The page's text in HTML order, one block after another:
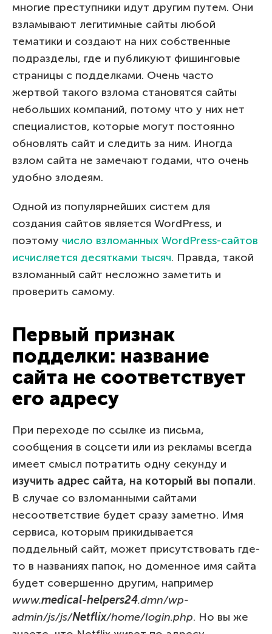
многие преступники идут другим путем. Они
взламывают легитимные сайты любой
тематики и создают на них собственные
подразделы, где и публикуют фишинговые
страницы с подделками. Очень часто
жертвой такого взлома становятся сайты
небольших компаний, потому что у них нет
специалистов, которые могут постоянно
обновлять сайт и следить за ним. Иногда
взлом сайта не замечают годами, что очень
удобно злодеям.
Одной из популярнейших систем для
создания сайтов является WordPress, и
поэтому число взломанных WordPress-сайтов
исчисляется десятками тысяч. Правда, такой
взломанный сайт несложно заметить и
проверить самому.
Первый признак
подделки: название
сайта не соответствует
его адресу
При переходе по ссылке из письма,
сообщения в соцсети или из рекламы всегда
имеет смысл потратить одну секунду и
изучить адрес сайта, на который вы попали.
В случае со взломанными сайтами
несоответствие будет сразу заметно. Имя
сервиса, которым прикидывается
поддельный сайт, может присутствовать где-
то в названиях папок, но доменное имя сайта
будет совершенно другим, например
www.medical-helpers24.dmn/wp-
admin/js/js/Netflix/home/login.php. Но вы же